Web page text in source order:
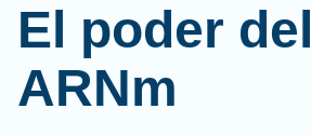
El poder del
ARNm